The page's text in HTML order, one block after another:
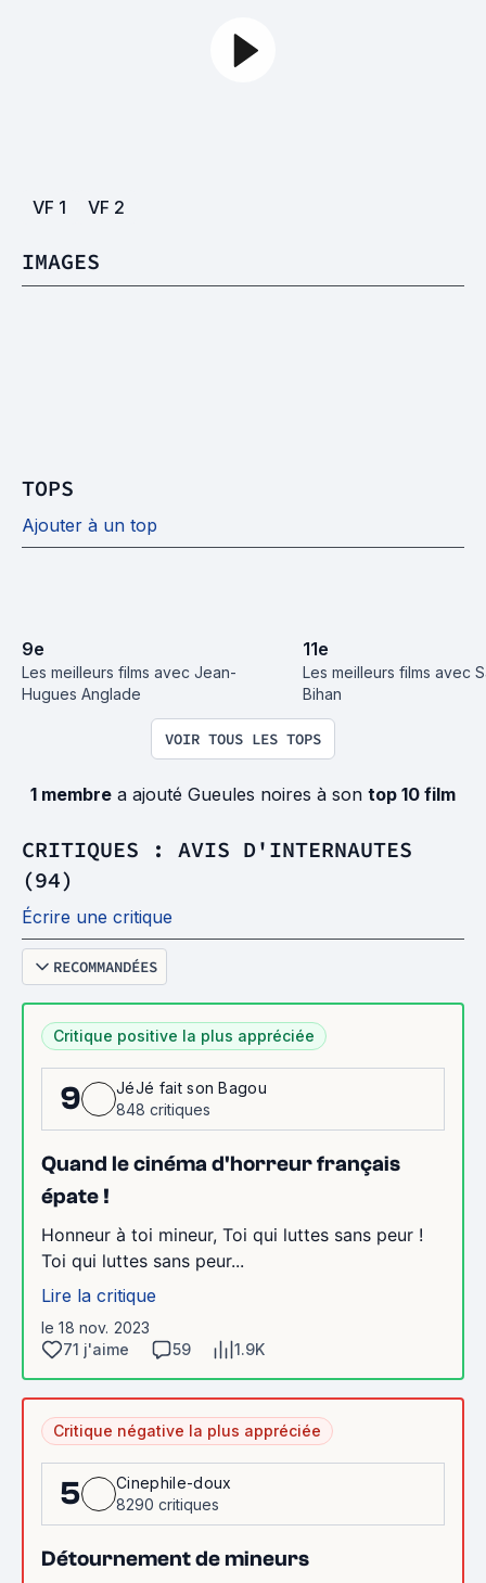
VF 1 VF 2
IMAGES
TOPS
Ajouter à un top
9e
Les meilleurs films avec Jean-
Hugues Anglade
11e
Les meilleurs films avec
Bihan
VOIR TOUS LES TOPS
1 membre a ajouté Gueules noires à son top 10 film
CRITIQUES : AVIS D'INTERNAUTES
(94)
Écrire une critique
RECOMMANDÉES
Critique positive la plus appréciée
9
JéJé fait son Bagou
848 critiques
Quand le cinéma d'horreur français
épate !
Honneur à toi mineur, Toi qui luttes sans peur !
Toi qui luttes sans peur...
Lire la critique
le 18 nov. 2023
71 j'aime
59 1.9K
Critique négative la plus appréciée
5
Cinephile-doux
8290 critiques
Détournement de mineurs